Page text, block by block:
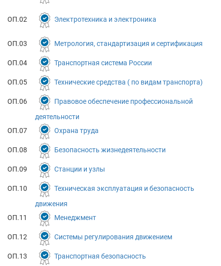
ОП.02 Электротехника и электроника
ОП.03 Метрология, стандартизация и сертификация
ОП.04 Транспортная система России
ОП.05 Технические средства ( по видам транспорта)
ОП.06
Правовое обеспечение профессиональной
деятельности
ОП.07
Охрана труда
ОП.08 Безопасность жизнедеятельности
ОП.09 Станции и узлы
ОП.10
Техническая эксплуатация и безопасность
движения
ОП.11
Менеджмент
ОП.12 Системы регулирования движением
ОП.13
Транспортная безопасность